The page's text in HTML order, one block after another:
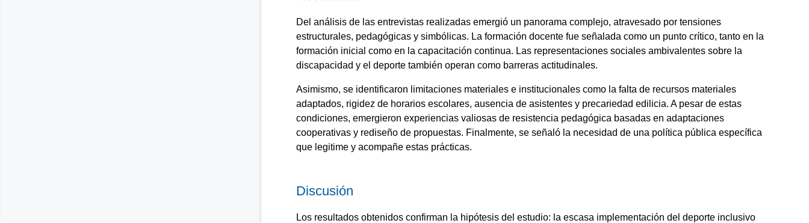
Del análisis de las entrevistas realizadas emergió un panorama complejo, atravesado por tensiones
estructurales, pedagógicas y simbólicas. La formación docente fue señalada como un punto crítico, tanto en la
formación inicial como en la capacitación continua. Las representaciones sociales ambivalentes sobre la
discapacidad y el deporte también operan como barreras actitudinales.
Asimismo, se identificaron limitaciones materiales e institucionales como la falta de recursos materiales
adaptados, rigidez de horarios escolares, ausencia de asistentes y precariedad edilicia. A pesar de estas
condiciones, emergieron experiencias valiosas de resistencia pedagógica basadas en adaptaciones
cooperativas y rediseño de propuestas. Finalmente, se señaló la necesidad de una política pública específica
que legitime y acompañe estas prácticas.
Discusión
Los resultados obtenidos confirman la hipótesis del estudio: la escasa implementación del deporte inclusivo